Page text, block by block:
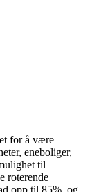
for å være
eneboliger,
til
roterende
opp til 85%, og